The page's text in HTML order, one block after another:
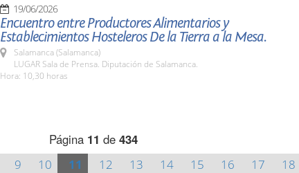
19/06/2026
Encuentro entre Productores Alimentarios y
Establecimientos Hosteleros De la Tierra a la Mesa.
Salamanca (Salamanca)
LUGAR Sala de Prensa. Diputación de Salamanca.
Hora: 10,30 horas
Página 11 de 434
9 10 11 12 13 14 15 16 17 18